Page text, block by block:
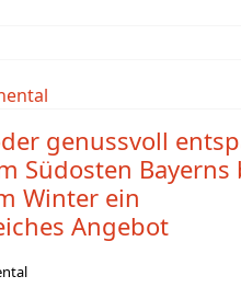
genussvoll
Südosten Bayerns
Winter ein
Angebot